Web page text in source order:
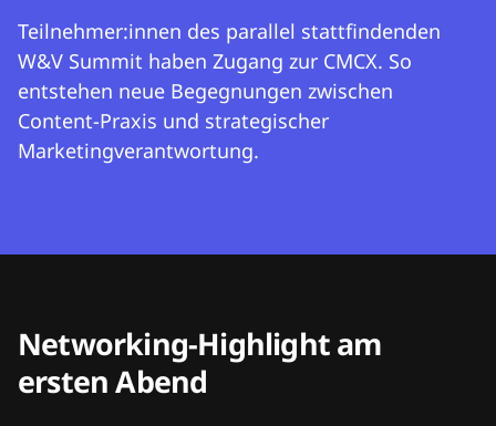
Teilnehmer:innen des parallel stattfindenden
W&V Summit haben Zugang zur CMCX. So
entstehen neue Begegnungen zwischen
Content-Praxis und strategischer
Marketingverantwortung.
Networking-Highlight am
ersten Abend